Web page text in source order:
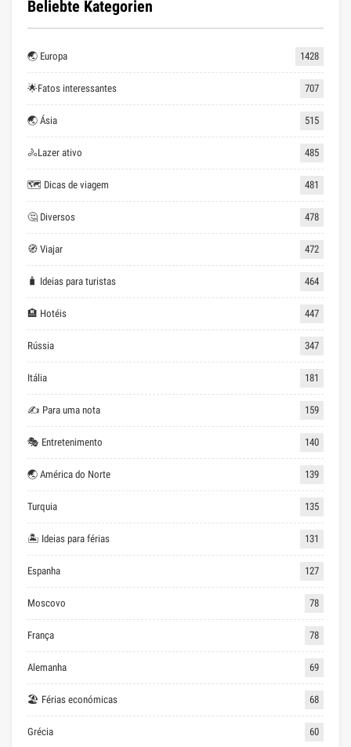
Beliebte Kategorien
🌏 Europa 1428
🌟Fatos interessantes 707
🌏 Ásia 515
🚴Lazer ativo 485
🗺 Dicas de viagem 481
🤔 Diversos 478
🧭 Viajar 472
🧳 Ideias para turistas 464
🏨 Hotéis 447
Rússia 347
Itália 181
✍ Para uma nota 159
🎭 Entretenimento 140
🌏 América do Norte 139
Turquia 135
🏝 Ideias para férias 131
Espanha 127
Moscovo 78
França 78
Alemanha 69
🏖 Férias económicas 68
Grécia 60